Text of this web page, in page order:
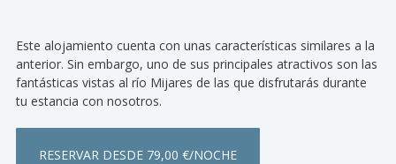
Este alojamiento cuenta con unas características similares a la
anterior. Sin embargo, uno de sus principales atractivos son las
fantásticas vistas al río Mijares de las que disfrutarás durante
tu estancia con nosotros.
RESERVAR DESDE 79,00 €/NOCHE